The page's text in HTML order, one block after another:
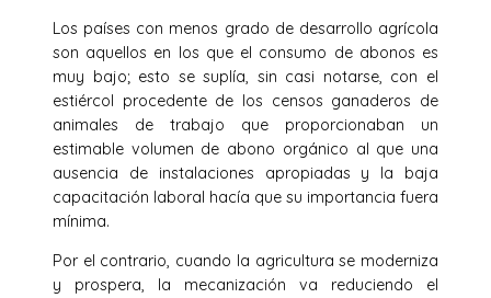
Los países con menos grado de desarrollo agrícola
son aquellos en los que el consumo de abonos es
muy bajo; esto se suplía, sin casi notarse, con el
estiércol procedente de los censos ganaderos de
animales de trabajo que proporcionaban un
estimable volumen de abono orgánico al que una
ausencia de instalaciones apropiadas y la baja
capacitación laboral hacía que su importancia fuera
mínima.
Por el contrario, cuando la agricultura se moderniza
y prospera, la mecanización va reduciendo el